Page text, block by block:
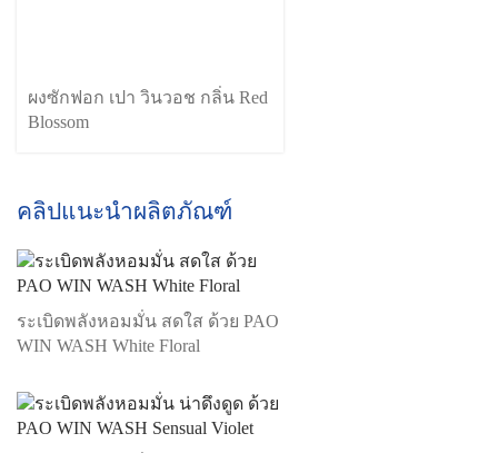
ผงซักฟอก เปา วินวอช กลิ่น Red
Blossom
คลิปแนะนำผลิตภัณฑ์
ระเบิดพลังหอมมั่น สดใส ด้วย PAO
WIN WASH White Floral